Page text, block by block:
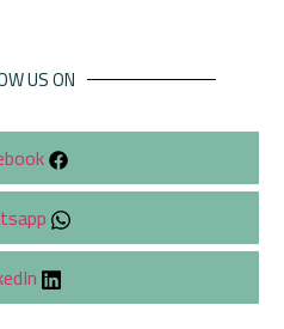
US ON
Facebook